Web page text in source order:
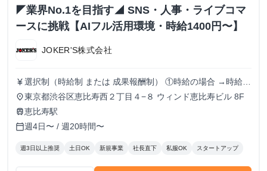
◤業界No.1を目指す◢ SNS・人事・ライブコマ
ースに挑戦【AIフル活用環境・時給1400円〜】
JOKER'S株式会社
currency_yen 選択制（時給制 または 成果報酬制） ①時給の場合 →時給
1500円でのお支払い ②成果報酬の条件・単価 → 粗利に対す
る報酬率での支給
place東京都渋谷区恵比寿西２丁目４−８ ウィンド恵比寿ビル 8F
train恵比寿駅
calendar_today週4日〜 / 週20時間〜
週3日以上推奨 土日OK 新規事業 社長直下 私服OK スタートアップ